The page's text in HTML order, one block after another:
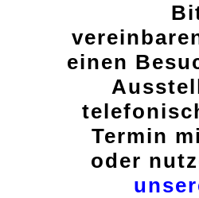
einen
Termin
oder